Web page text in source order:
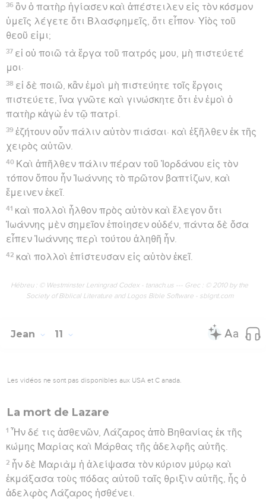
36 ὃν ὁ πατὴρ ἡγίασεν καὶ ἀπέστειλεν εἰς τὸν κόσμον
ὑμεῖς λέγετε ὅτι Βλασφημεῖς, ὅτι εἶπον· Υἱὸς τοῦ
θεοῦ εἰμι;
37 εἰ οὐ ποιῶ τὰ ἔργα τοῦ πατρός μου, μὴ πιστεύετέ
μοι·
38 εἰ δὲ ποιῶ, κἂν ἐμοὶ μὴ πιστεύητε τοῖς ἔργοις
πιστεύετε, ἵνα γνῶτε καὶ γινώσκητε ὅτι ἐν ἐμοὶ ὁ
πατὴρ κἀγὼ ἐν τῷ πατρί.
39 ἐζήτουν οὖν πάλιν αὐτὸν πιάσαι· καὶ ἐξῆλθεν ἐκ τῆς
χειρὸς αὐτῶν.
40 Καὶ ἀπῆλθεν πάλιν πέραν τοῦ Ἰορδάνου εἰς τὸν
τόπον ὅπου ἦν Ἰωάννης τὸ πρῶτον βαπτίζων, καὶ
ἔμεινεν ἐκεῖ.
41 καὶ πολλοὶ ἦλθον πρὸς αὐτὸν καὶ ἔλεγον ὅτι
Ἰωάννης μὲν σημεῖον ἐποίησεν οὐδέν, πάντα δὲ ὅσα
εἶπεν Ἰωάννης περὶ τούτου ἀληθῆ ἦν.
42 καὶ πολλοὶ ἐπίστευσαν εἰς αὐτὸν ἐκεῖ.
Hébreu : © Westminster Leningrad Codex - tanach.us --- Grec : © 2010 by the
Society of Biblical Literature and Logos Bible Software - sblgnt.com
Jean 11
Les vidéos ne sont pas disponibles aux USA et C anada.
La mort de Lazare
1 Ἦν δέ τις ἀσθενῶν, Λάζαρος ἀπὸ Βηθανίας ἐκ τῆς
κώμης Μαρίας καὶ Μάρθας τῆς ἀδελφῆς αὐτῆς.
2 ἦν δὲ Μαριὰμ ἡ ἀλείψασα τὸν κύριον μύρῳ καὶ
ἐκμάξασα τοὺς πόδας αὐτοῦ ταῖς θριξὶν αὐτῆς, ἧς ὁ
ἀδελφὸς Λάζαρος ἠσθένει.